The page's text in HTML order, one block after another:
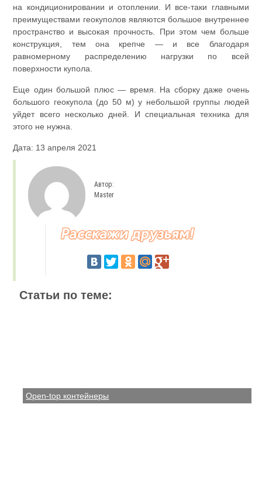
на кондиционировании и отоплении. И все-таки главными
преимуществами геокуполов являются большое внутреннее
пространство и высокая прочность. При этом чем больше
конструкция, тем она крепче — и все благодаря
равномерному распределению нагрузки по всей
поверхности купола.
Еще один большой плюс — время. На сборку даже очень
большого геокупола (до 50 м) у небольшой группы людей
уйдет всего несколько дней. И специальная техника для
этого не нужна.
Дата: 13 апреля 2021
Автор:
Master
Статьи по теме:
Open-top контейнеры